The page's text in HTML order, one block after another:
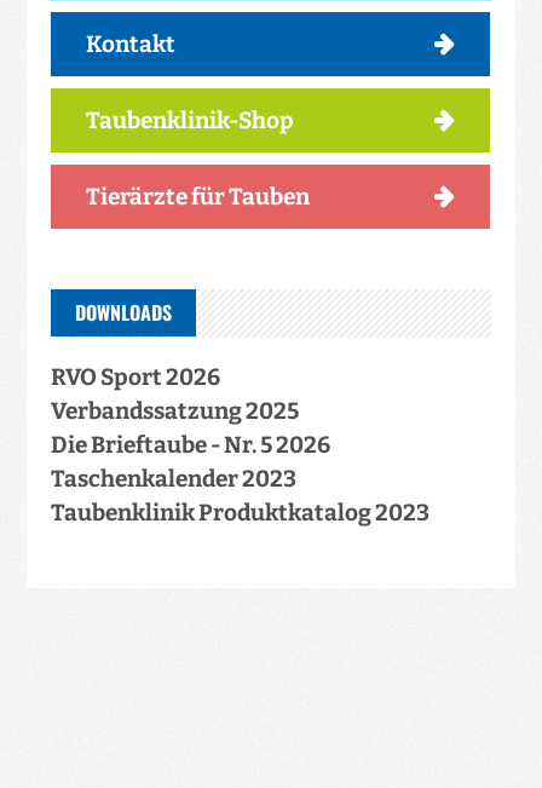
Kontakt
Taubenklinik-Shop
Tierärzte für Tauben
DOWNLOADS
RVO Sport 2026
Verbandssatzung 2025
Die Brieftaube - Nr. 5 2026
Taschenkalender 2023
Taubenklinik Produktkatalog 2023